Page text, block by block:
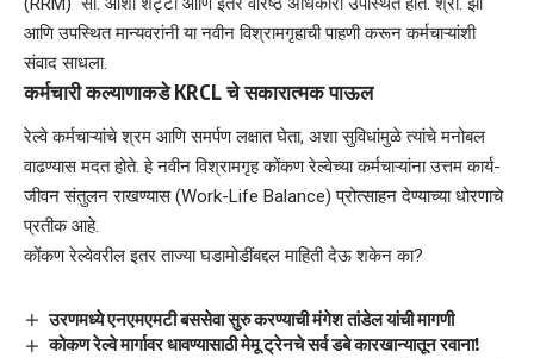
आणि उपस्थित मान्यवरांनी या नवीन विश्रामगृहाची पाहणी करून कर्मचाऱ्यांशी
संवाद साधला.
कर्मचारी कल्याणाकडे KRCL चे सकारात्मक पाऊल
​रेल्वे कर्मचाऱ्यांचे श्रम आणि समर्पण लक्षात घेता, अशा सुविधांमुळे त्यांचे मनोबल
वाढण्यास मदत होते. हे नवीन विश्रामगृह कोंकण रेल्वेच्या कर्मचाऱ्यांना उत्तम कार्य-
जीवन संतुलन राखण्यास (Work-Life Balance) प्रोत्साहन देण्याच्या धोरणाचे
प्रतीक आहे.
​कोंकण रेल्वेवरील इतर ताज्या घडामोडींबद्दल माहिती देऊ शकेन का?
उरणमध्ये एनएमएमटी बससेवा सुरु करण्याची मंगेश तांडेल यांची मागणी
कोकण रेल्वे मार्गावर धावण्यासाठी मेमू ट्रेनचे सर्व डबे कारखान्यातून रवाना!